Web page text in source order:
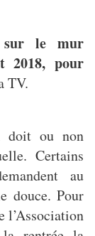
sur le mur
2018, pour
TV.
doit ou non
Certains
au
douce. Pour
l’Association